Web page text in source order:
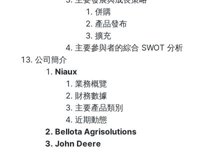
併購
產品發布
擴充
主要參與者的綜合 SWOT 分析
公司簡介
Niaux
業務概覽
財務數據
主要產品類別
近期動態
Bellota Agrisolutions
John Deere